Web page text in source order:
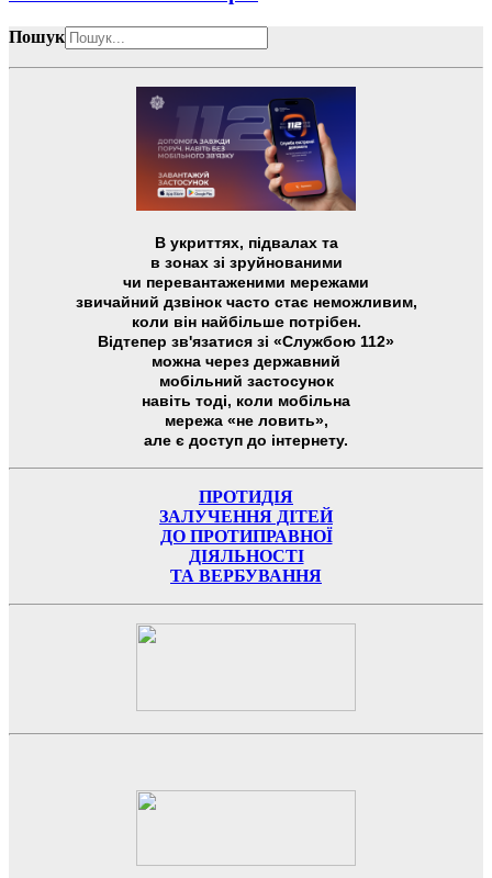
Пошук
В укриттях, підвалах та
в зонах зі зруйнованими
чи перевантаженими мережами
звичайний дзвінок часто стає неможливим,
коли він найбільше потрібен.
Відтепер зв'язатися зі «Службою 112»
можна через державний
мобільний застосунок
навіть тоді, коли мобільна
мережа «не ловить»,
але є доступ до інтернету.
ПРОТИДІЯ
ЗАЛУЧЕННЯ ДІТЕЙ
ДО ПРОТИПРАВНОЇ
ДІЯЛЬНОСТІ
ТА ВЕРБУВАННЯ